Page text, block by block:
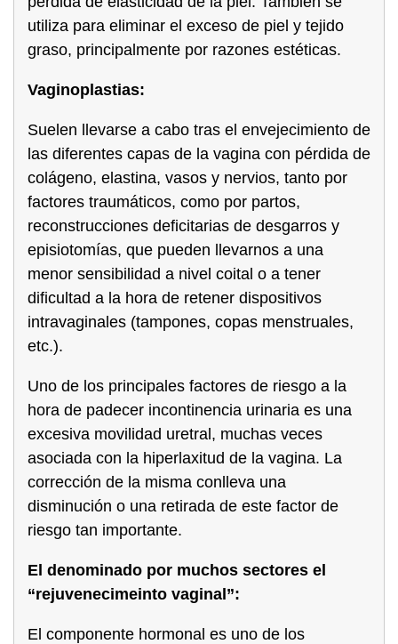
utiliza para eliminar el exceso de piel y tejido
graso, principalmente por razones estéticas.
Vaginoplastias:
Suelen llevarse a cabo tras el envejecimiento de
las diferentes capas de la vagina con pérdida de
colágeno, elastina, vasos y nervios, tanto por
factores traumáticos, como por partos,
reconstrucciones deficitarias de desgarros y
episiotomías, que pueden llevarnos a una
menor sensibilidad a nivel coital o a tener
dificultad a la hora de retener dispositivos
intravaginales (tampones, copas menstruales,
etc.).
Uno de los principales factores de riesgo a la
hora de padecer incontinencia urinaria es una
excesiva movilidad uretral, muchas veces
asociada con la hiperlaxitud de la vagina. La
corrección de la misma conlleva una
disminución o una retirada de este factor de
riesgo tan importante.
El denominado por muchos sectores el
“rejuvenecimeinto vaginal”:
El componente hormonal es uno de los